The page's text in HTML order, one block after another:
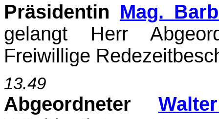
Präsidentin Mag.
gelangt Herr
Freiwillige
13.49
Abgeordneter